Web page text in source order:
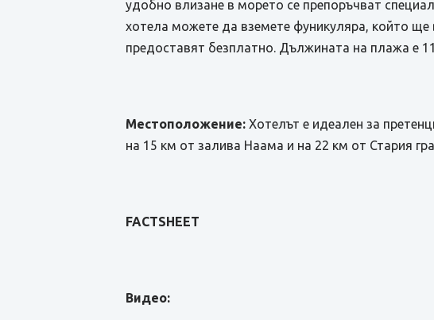
удобно влизане в морето се препоръчват
хотела можете да вземете фуникуляра, който
предоставят безплатно. Дължината на плажа е
Местоположение: Хотелът е идеален за
на 15 км от залива Наама и на 22 км от Стария
FACTSHEET
Видео: